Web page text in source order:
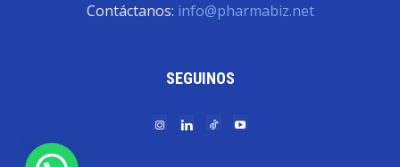
Contáctanos: info@pharmabiz.net
SEGUINOS